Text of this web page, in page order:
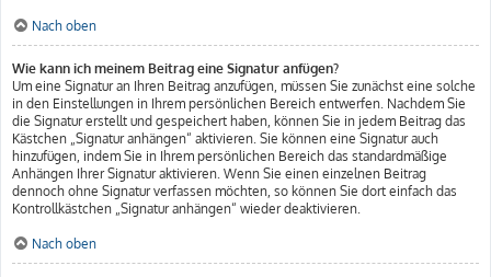
Nach oben
Wie kann ich meinem Beitrag eine Signatur anfügen?
Um eine Signatur an Ihren Beitrag anzufügen, müssen Sie zunächst eine solche
in den Einstellungen in Ihrem persönlichen Bereich entwerfen. Nachdem Sie
die Signatur erstellt und gespeichert haben, können Sie in jedem Beitrag das
Kästchen „Signatur anhängen“ aktivieren. Sie können eine Signatur auch
hinzufügen, indem Sie in Ihrem persönlichen Bereich das standardmäßige
Anhängen Ihrer Signatur aktivieren. Wenn Sie einen einzelnen Beitrag
dennoch ohne Signatur verfassen möchten, so können Sie dort einfach das
Kontrollkästchen „Signatur anhängen“ wieder deaktivieren.
Nach oben